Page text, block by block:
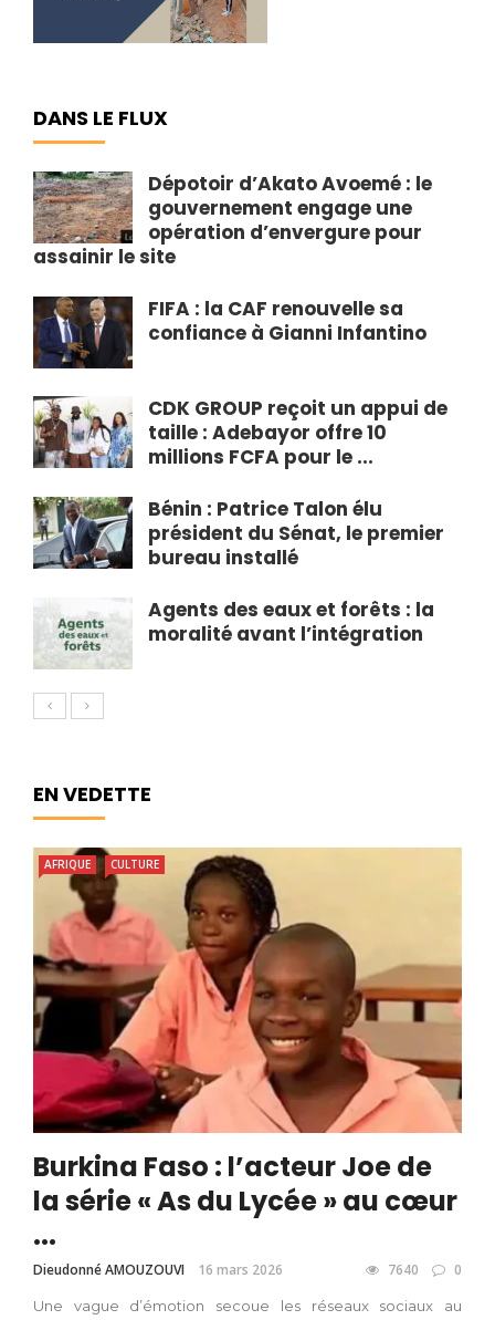
DANS LE FLUX
Dépotoir d’Akato Avoemé : le
gouvernement engage une
opération d’envergure pour
assainir le site
FIFA : la CAF renouvelle sa
confiance à Gianni Infantino
CDK GROUP reçoit un appui de
taille : Adebayor offre 10
millions FCFA pour le ...
Bénin : Patrice Talon élu
président du Sénat, le premier
bureau installé
Agents des eaux et forêts : la
moralité avant l’intégration
EN VEDETTE
AFRIQUE CULTURE
Burkina Faso : l’acteur Joe de
la série « As du Lycée » au cœur
...
Dieudonné AMOUZOUVI 16 mars 2026 7640 0
Une vague d’émotion secoue les réseaux sociaux au